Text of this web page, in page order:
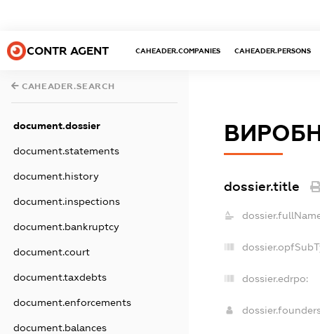
CONTR AGENT CAHEADER.COMPANIES CAHEADER.PERSONS
CAHEADER.SEARCH
document.dossier
document.statements
document.history
document.inspections
document.bankruptcy
document.court
document.taxdebts
document.enforcements
document.balances
dossier.title
dossier.edrpo: